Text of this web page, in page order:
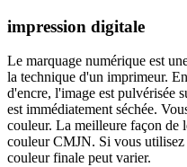
impression digitale
Le marquage numérique est
la technique d'un imprimeur.
d'encre, l'image est pulvérisée
est immédiatement séchée.
couleur. La meilleure façon de
couleur CMJN. Si vous utilisez
couleur finale peut varier.